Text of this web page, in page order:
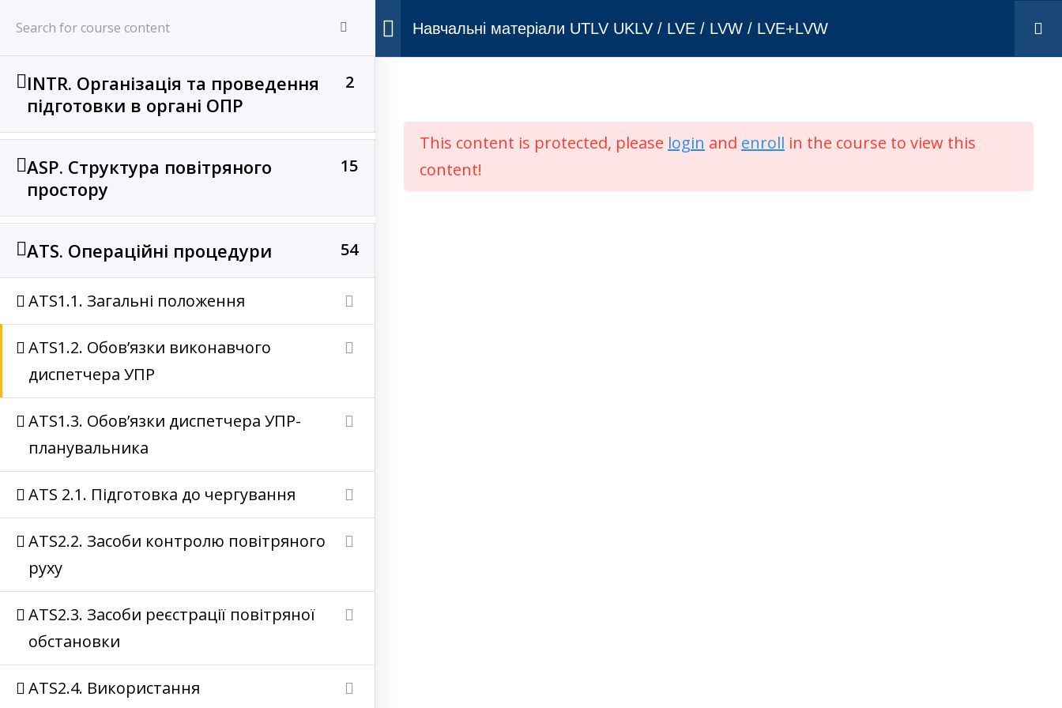
LVIV ACC LVIV DNIPRO ODESA
Home Курси Unit training (UT)
Навчальні матеріали UTLV UKLV / LVE / LVW / LVE+LVW
INTR. Організація та проведення
підготовки в органі ОПР
2
ASP. Структура повітряного
простору
15
ATS. Операційні процедури 54
ATS1.1. Загальні положення
ATS1.2. Обов’язки виконавчого
диспетчера УПР
ATS1.3. Обов’язки диспетчера УПР-
планувальника
ATS 2.1. Підготовка до чергування
ATS2.2. Засоби контролю повітряного
руху
ATS2.3. Засоби реєстрації повітряної
обстановки
ATS2.4. Використання
This content is protected, please login and enroll in the course to view this
content!
Львівський РСП Дніпровський РСП